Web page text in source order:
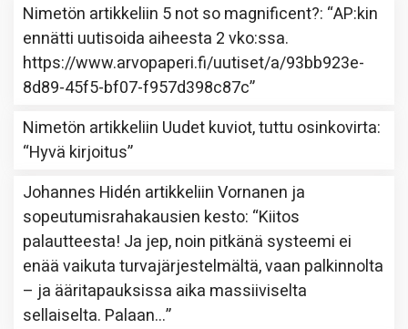
Nimetön artikkeliin 5 not so magnificent?: “AP:kin
ennätti uutisoida aiheesta 2 vko:ssa.
https://www.arvopaperi.fi/uutiset/a/93bb923e-
8d89-45f5-bf07-f957d398c87c”
Nimetön artikkeliin Uudet kuviot, tuttu osinkovirta:
“Hyvä kirjoitus”
Johannes Hidén artikkeliinVornanen ja
sopeutumisrahakausien kesto: “Kiitos
palautteesta! Ja jep, noin pitkänä systeemi ei
enää vaikuta turvajärjestelmältä, vaan palkinnolta
– ja ääritapauksissa aika massiiviselta
sellaiselta. Palaan…”